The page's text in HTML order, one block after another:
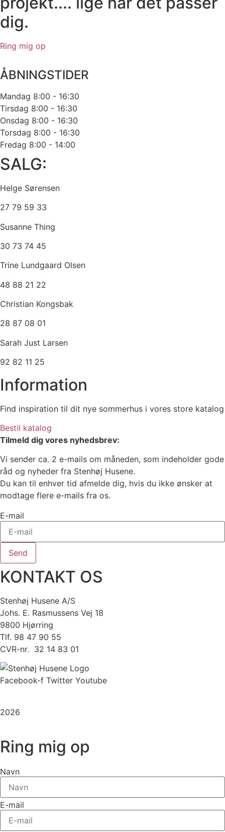
dig.
Ring mig op
ÅBNINGSTIDER
Mandag 8:00 - 16:30
Tirsdag 8:00 - 16:30
Onsdag 8:00 - 16:30
Torsdag 8:00 - 16:30
Fredag 8:00 - 14:00
SALG:
Helge Sørensen
27 79 59 33
Susanne Thing
30 73 74 45
Trine Lundgaard Olsen
48 88 21 22
Christian Kongsbak
28 87 08 01
Sarah Just Larsen
92 82 11 25
Information
Find inspiration til dit nye sommerhus i vores store katalog
Bestil katalog
Tilmeld dig vores nyhedsbrev:
Vi sender ca. 2 e-mails om måneden, som indeholder gode
råd og nyheder fra Stenhøj Husene.
Du kan til enhver tid afmelde dig, hvis du ikke ønsker at
modtage flere e-mails fra os.
E-mail
Send
KONTAKT OS
Stenhøj Husene A/S
Johs. E. Rasmussens Vej 18
9800 Hjørring
Tlf. 98 47 90 55
CVR-nr. 32 14 83 01
Facebook-f Twitter Youtube
2026
Ring mig op
Navn
E-mail